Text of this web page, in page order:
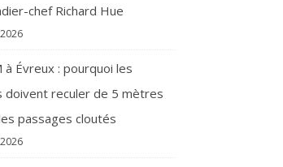
chef Richard Hue
à Évreux : pourquoi les
doivent reculer de 5 mètres
passages cloutés